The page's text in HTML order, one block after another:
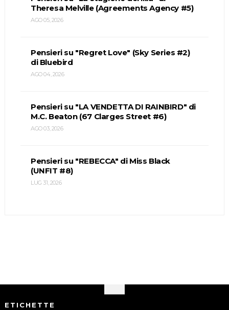
Theresa Melville (Agreements Agency #5)
AGO 05, 2026
Pensieri su "Regret Love" (Sky Series #2)
di Bluebird
AGO 04, 2026
Pensieri su "LA VENDETTA DI RAINBIRD" di
M.C. Beaton (67 Clarges Street #6)
AGO 03, 2026
Pensieri su "REBECCA" di Miss Black
(UNFIT #8)
LUG 31, 2026
ETICHETTE